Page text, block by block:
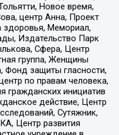
Новое время,
центр Анна, Проект
здоровья, Мемориал,
Издательство Парк
Сфера, Центр
группа, Женщины
Фонд защиты гласности,
по правам человека,
гражданских инициатив
действие, Центр
Сутяжник,
Центр развития